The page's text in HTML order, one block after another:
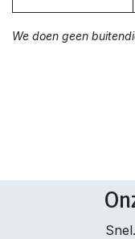
We doen geen